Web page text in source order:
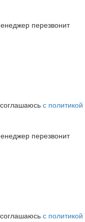
перезвонит
с политикой
перезвонит
с политикой